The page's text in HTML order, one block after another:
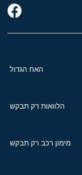
האח הגדול
הלוואות רק תבקש
מימון רכב רק תבקש